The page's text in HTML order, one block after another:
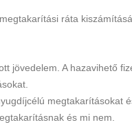
ráta
jövedelem. A hazavihető
megtakarításokat
és mi nem.